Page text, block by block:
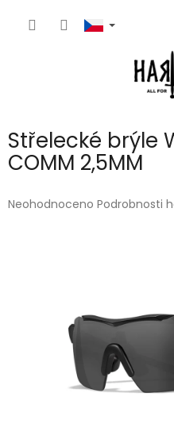
Střelecké brýle
COMM 2,5MM
Průměrné
Neohodnoceno Podrobnosti